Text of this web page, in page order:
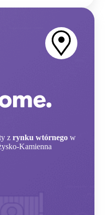
z rynku wtórnego w
Kamienna